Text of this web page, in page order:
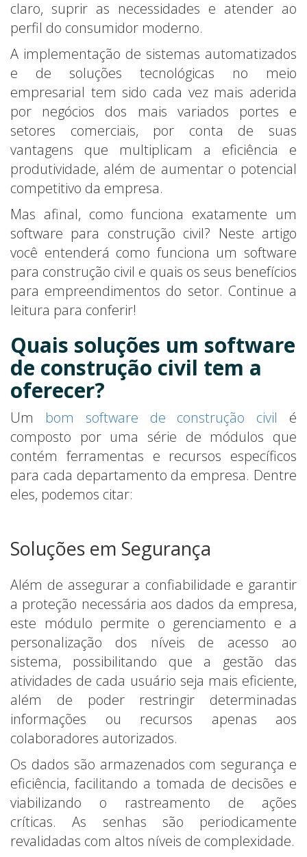
claro, suprir as necessidades e atender ao
perfil do consumidor moderno.
A implementação de sistemas automatizados
e de soluções tecnológicas no meio
empresarial tem sido cada vez mais aderida
por negócios dos mais variados portes e
setores comerciais, por conta de suas
vantagens que multiplicam a eficiência e
produtividade, além de aumentar o potencial
competitivo da empresa.
Mas afinal, como funciona exatamente um
software para construção civil? Neste artigo
você entenderá como funciona um software
para construção civil e quais os seus benefícios
para empreendimentos do setor. Continue a
leitura para conferir!
Quais soluções um software
de construção civil tem a
oferecer?
Um bom software de construção civil é
composto por uma série de módulos que
contém ferramentas e recursos específicos
para cada departamento da empresa. Dentre
eles, podemos citar:
Soluções em Segurança
Além de assegurar a confiabilidade e garantir
a proteção necessária aos dados da empresa,
este módulo permite o gerenciamento e a
personalização dos níveis de acesso ao
sistema, possibilitando que a gestão das
atividades de cada usuário seja mais eficiente,
além de poder restringir determinadas
informações ou recursos apenas aos
colaboradores autorizados.
Os dados são armazenados com segurança e
eficiência, facilitando a tomada de decisões e
viabilizando o rastreamento de ações
críticas. As senhas são periodicamente
revalidadas com altos níveis de complexidade.